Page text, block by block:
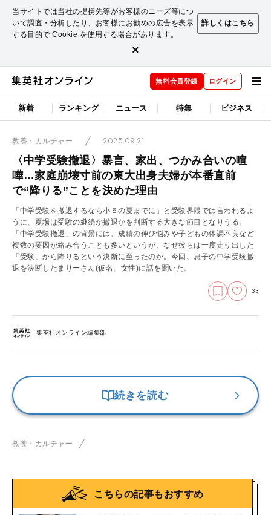
当サイトでは当社の提携先等がお客様のニーズ等につ
いて調査・分析したり、お客様にお勧めの広告を表示
する目的で Cookie を使用する場合があります。
詳しくはこちら
×
無料会員登録 ログイン
新着 ランキング ニュース 特集 ビジネス
教養・カルチャー 2025.09.21
〈中学受験撤退〉暴言、家出、つかみ合いの喧
嘩…家庭崩壊寸前の東大出身夫婦が本番直前
で“降りる”ことを決めた理由
「中学受験を撤退するなら小５の夏までに」と受験界隈では言われるよ
うに、夏場は受験の継続か撤退かを判断する大きな節目となりうる。
「中学受験撤退」の背景には、成績の伸び悩みや子どもの体調不良など
複数の要因が絡み合うことも多いというが、なぜ彼らは一度走り出した
「受験」から降りるという決断に至ったのか。今回、息子の中学受験撤
退を決断したまりーさん(仮名、女性)に話を聞いた。
33
集英社オンライン編集部
続きを読む
教養・カルチャー
こちらの記事もおすすめ